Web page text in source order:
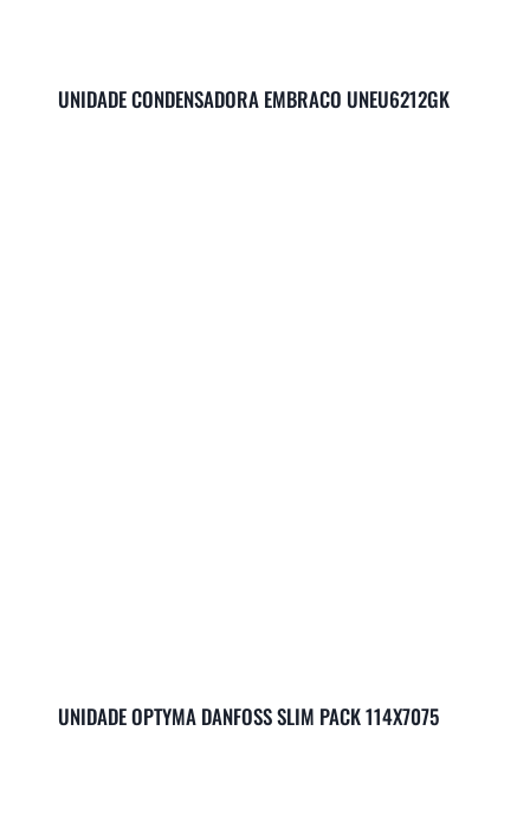
UNIDADE CONDENSADORA EMBRACO UNEU6212GK
UNIDADE OPTYMA DANFOSS SLIM PACK 114X7075